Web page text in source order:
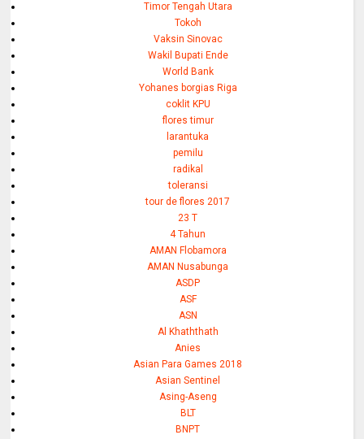
Timor Tengah Utara
Tokoh
Vaksin Sinovac
Wakil Bupati Ende
World Bank
Yohanes borgias Riga
coklit KPU
flores timur
larantuka
pemilu
radikal
toleransi
tour de flores 2017
23 T
4 Tahun
AMAN Flobamora
AMAN Nusabunga
ASDP
ASF
ASN
Al Khaththath
Anies
Asian Para Games 2018
Asian Sentinel
Asing-Aseng
BLT
BNPT